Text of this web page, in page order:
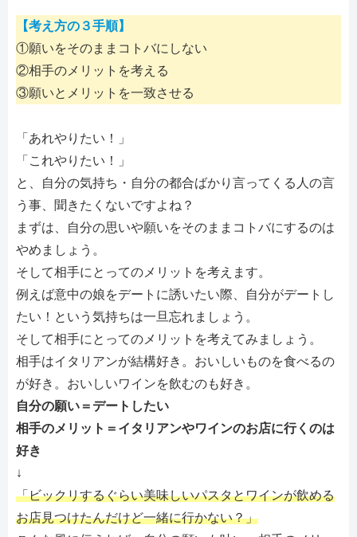
【考え方の３手順】
①願いをそのままコトバにしない
②相手のメリットを考える
③願いとメリットを一致させる
「あれやりたい！」
「これやりたい！」
と、自分の気持ち・自分の都合ばかり言ってくる人の言
う事、聞きたくないですよね？
まずは、自分の思いや願いをそのままコトバにするのは
やめましょう。
そして相手にとってのメリットを考えます。
例えば意中の娘をデートに誘いたい際、自分がデートし
たい！という気持ちは一旦忘れましょう。
そして相手にとってのメリットを考えてみましょう。
相手はイタリアンが結構好き。おいしいものを食べるの
が好き。おいしいワインを飲むのも好き。
自分の願い＝デートしたい
相手のメリット＝イタリアンやワインのお店に行くのは
好き
↓
「ビックリするぐらい美味しいパスタとワインが飲める
お店見つけたんだけど一緒に行かない？」